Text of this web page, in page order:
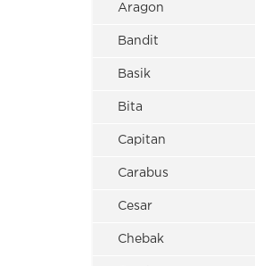
Aragon
Bandit
Basik
Bita
Capitan
Carabus
Cesar
Chebak